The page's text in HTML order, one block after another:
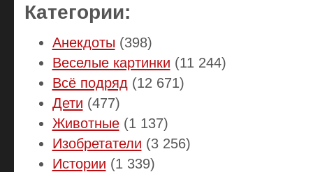
Категории:
Анекдоты (398)
Веселые картинки (11 244)
Всё подряд (12 671)
Дети (477)
Животные(1 137)
Изобретатели (3 256)
Истории (1 339)